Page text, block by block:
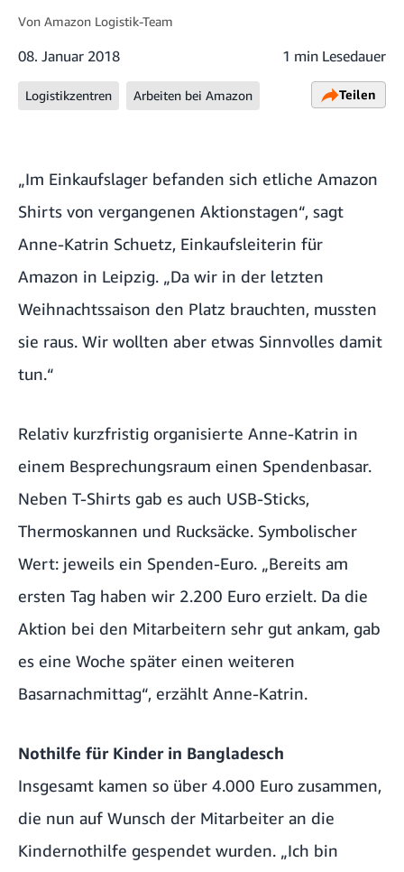
Von Amazon Logistik-Team
08. Januar 2018 1 min Lesedauer
Logistikzentren Arbeiten bei Amazon Teilen
„Im Einkaufslager befanden sich etliche Amazon
Shirts von vergangenen Aktionstagen“, sagt
Anne-Katrin Schuetz, Einkaufsleiterin für
Amazon in Leipzig. „Da wir in der letzten
Weihnachtssaison den Platz brauchten, mussten
sie raus. Wir wollten aber etwas Sinnvolles damit
tun.“
Relativ kurzfristig organisierte Anne-Katrin in
einem Besprechungsraum einen Spendenbasar.
Neben T-Shirts gab es auch USB-Sticks,
Thermoskannen und Rucksäcke. Symbolischer
Wert: jeweils ein Spenden-Euro. „Bereits am
ersten Tag haben wir 2.200 Euro erzielt. Da die
Aktion bei den Mitarbeitern sehr gut ankam, gab
es eine Woche später einen weiteren
Basarnachmittag“, erzählt Anne-Katrin.
Nothilfe für Kinder in Bangladesch
Insgesamt kamen so über 4.000 Euro zusammen,
die nun auf Wunsch der Mitarbeiter an die
Kindernothilfe gespendet wurden. „Ich bin